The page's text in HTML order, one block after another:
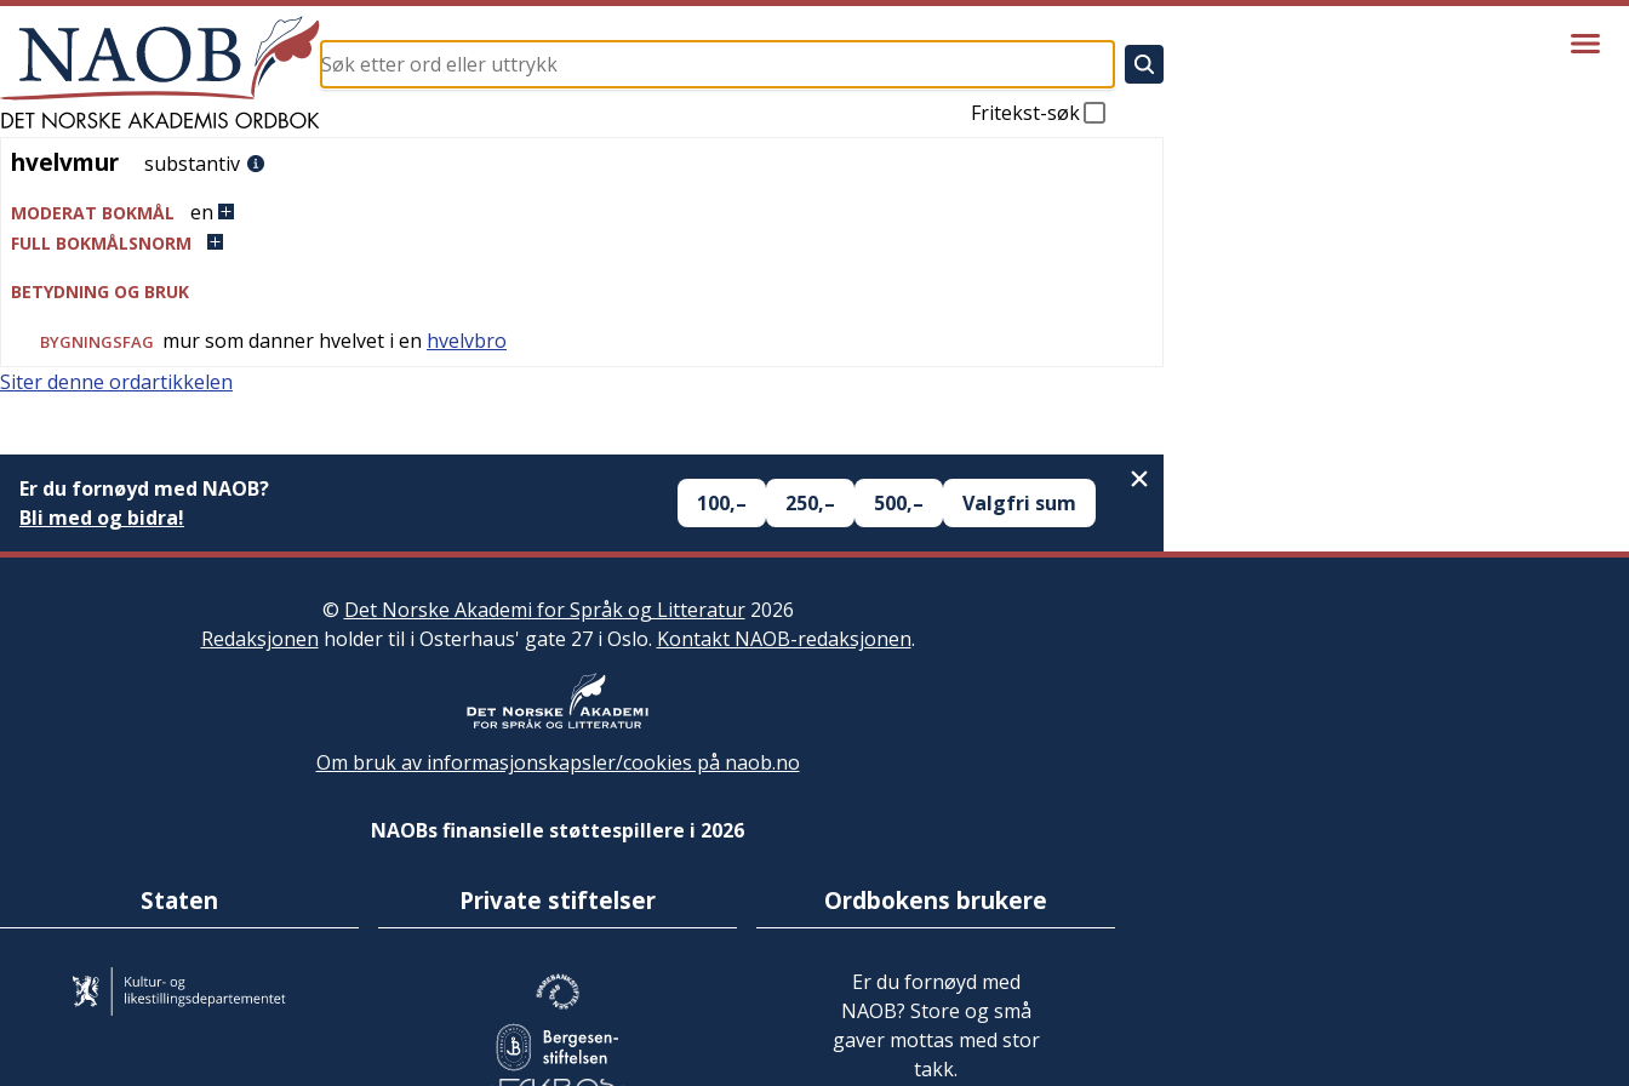
Fritekst-søk
hvelvmur
hvelvmur substantiv
MODERAT BOKMÅL en
FULL BOKMÅLSNORM
BETYDNING OG BRUK
BYGNINGSFAG mur som danner hvelvet i en hvelvbro
Siter denne ordartikkelen
Er du fornøyd med NAOB?
Bli med og bidra!
100,– 250,– 500,– Valgfri sum
© Det Norske Akademi for Språk og Litteratur2026
Redaksjonen holder til i Osterhaus' gate 27 i Oslo. Kontakt NAOB-redaksjonen.
Om bruk av informasjonskapsler/cookies på naob.no
NAOBs finansielle støttespillere i 2026
Staten Private stiftelser Ordbokens brukere
Er du fornøyd med
NAOB? Store og små
gaver mottas med stor
takk.